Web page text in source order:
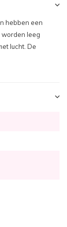
hebben een
worden leeg
lucht. De